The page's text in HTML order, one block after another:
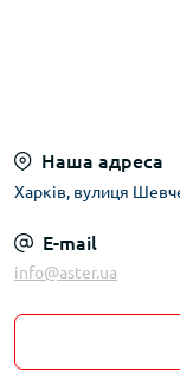
Наша адреса
Харків, вулиця
E-mail
info@aster.ua